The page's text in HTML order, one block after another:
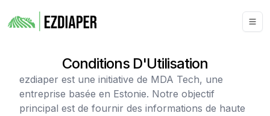
Conditions D'Utilisation
ezdiaper est une initiative de MDA Tech, une
entreprise basée en Estonie. Notre objectif
principal est de fournir des informations de haute